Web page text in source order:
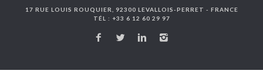
17 RUE LOUIS ROUQUIER, 92300 LEVALLOIS-PERRET - FRANCE
TÉL : +33 6 12 60 29 97